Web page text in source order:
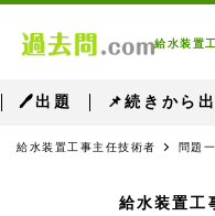
給水装置
🖊出題 📌続きから
給水装置工事主任技術者 問題
給水装置工